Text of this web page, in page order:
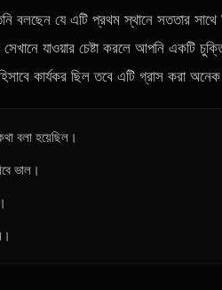
যে এটি প্রথম স্থানে সততার সাথে
যাওয়ার চেষ্টা করলে আপনি একটি
কার্যকর ছিল তবে এটি গ্রাস করা
বলা হয়েছিল।
ভাল।